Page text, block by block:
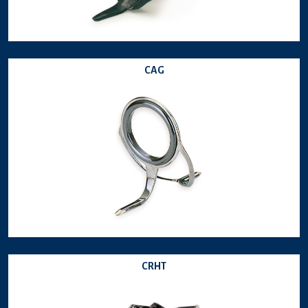
CAG
CRHT